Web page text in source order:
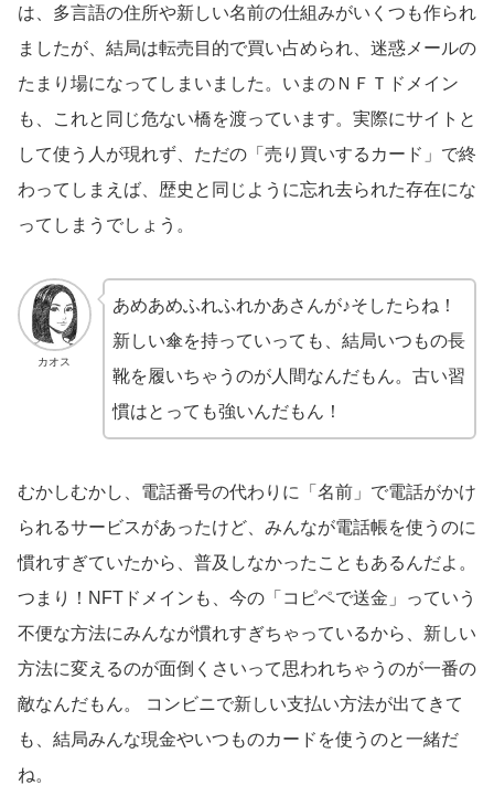
は、多言語の住所や新しい名前の仕組みがいくつも作られ
ましたが、結局は転売目的で買い占められ、迷惑メールの
たまり場になってしまいました。いまのＮＦＴドメイン
も、これと同じ危ない橋を渡っています。実際にサイトと
して使う人が現れず、ただの「売り買いするカード」で終
わってしまえば、歴史と同じように忘れ去られた存在にな
ってしまうでしょう。
カオス
あめあめふれふれかあさんが♪そしたらね！
新しい傘を持っていっても、結局いつもの長
靴を履いちゃうのが人間なんだもん。古い習
慣はとっても強いんだもん！
むかしむかし、電話番号の代わりに「名前」で電話がかけ
られるサービスがあったけど、みんなが電話帳を使うのに
慣れすぎていたから、普及しなかったこともあるんだよ。
つまり！NFTドメインも、今の「コピペで送金」っていう
不便な方法にみんなが慣れすぎちゃっているから、新しい
方法に変えるのが面倒くさいって思われちゃうのが一番の
敵なんだもん。 コンビニで新しい支払い方法が出てきて
も、結局みんな現金やいつものカードを使うのと一緒だ
ね。